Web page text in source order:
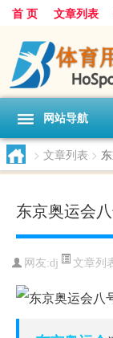
首 页 文章列表
网站导航
> 文章列表 >
东京奥运会
网友:dj 文章列